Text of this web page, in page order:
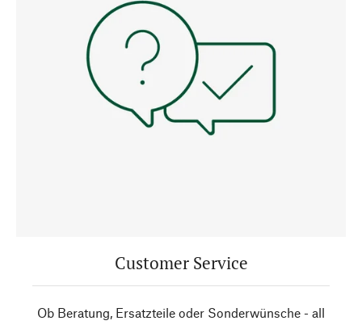
Customer Service
Ob Beratung, Ersatzteile oder Sonderwünsche - all